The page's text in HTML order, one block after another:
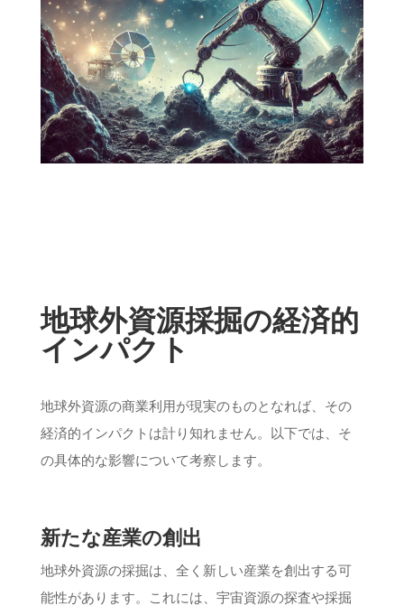
地球外資源採掘の経済的
インパクト
地球外資源の商業利用が現実のものとなれば、その
経済的インパクトは計り知れません。以下では、そ
の具体的な影響について考察します。
新たな産業の創出
地球外資源の採掘は、全く新しい産業を創出する可
能性があります。これには、宇宙資源の探査や採掘